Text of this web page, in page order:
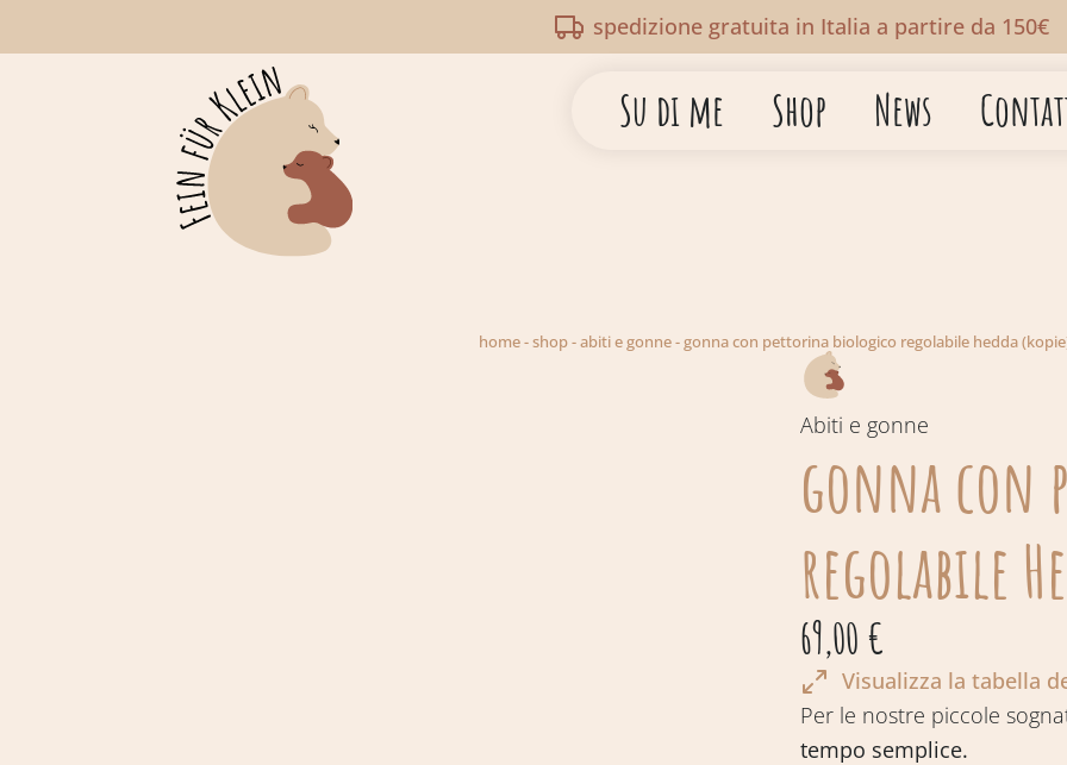
spedizione gratuita in Italia a partire da 150€
Su di me Shop News
home-shop-abiti e gonne-gonna con pettorina biologico regolabile hedda
Abiti e gonne
gonna con
regolabile
69,00 €
Visualizza la tabella
Per le nostre piccole
tempo semplice.